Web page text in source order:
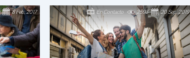
8 Feb, 2017 20 Sep, 2019
2593
En Contacto